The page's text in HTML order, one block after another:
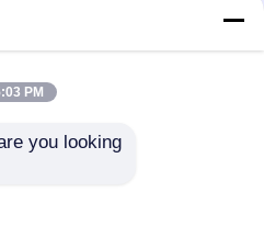
PM
you looking